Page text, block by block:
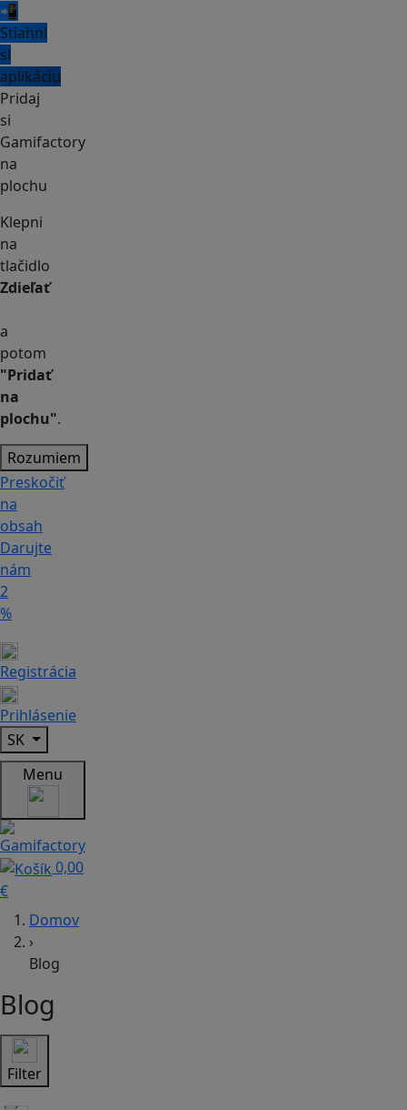
📲
Stiahni
si
aplikáciu
Pridaj
si
Gamifactory
na
plochu
Klepni
na
tlačidlo
Zdieľať
a
potom
"Pridať
na
plochu".
Rozumiem
Preskočiť
na
obsah
Darujte
nám
2
%
Registrácia
Prihlásenie
SK
Menu
0,00
€
Domov
›
Blog
Blog
Filter